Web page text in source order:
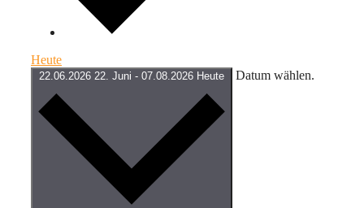
Heute
22.06.2026 22. Juni - 07.08.2026 Heute Datum wählen.